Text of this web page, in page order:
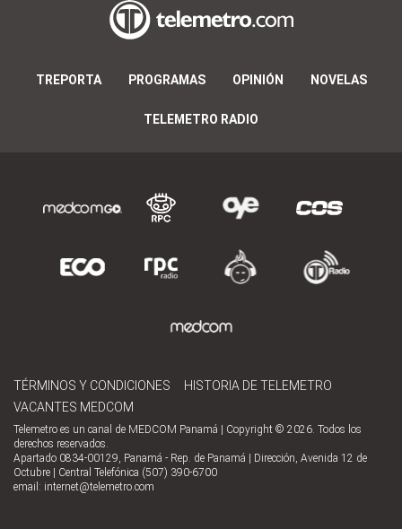
TREPORTA PROGRAMAS OPINIÓN NOVELAS
TELEMETRO RADIO
TÉRMINOS Y CONDICIONES
HISTORIA DE TELEMETRO
VACANTES MEDCOM
Telemetro es un canal de MEDCOM Panamá | Copyright © 2026. Todos los
derechos reservados.
Apartado 0834-00129, Panamá - Rep. de Panamá | Dirección, Avenida 12 de
Octubre | Central Telefónica (507) 390-6700
email: internet@telemetro.com